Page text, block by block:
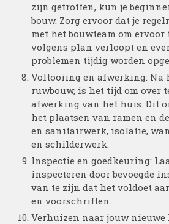
zijn getroffen, kun je
bouw. Zorg ervoor dat je
met het bouwteam om
volgens plan verloopt en
problemen tijdig worden
Voltooiing en afwerking: Na
ruwbouw, is het tijd om over
afwerking van het huis. Dit
het plaatsen van ramen en
en sanitairwerk, isolatie,
en schilderwerk.
Inspectie en goedkeuring:
inspecteren door bevoegde
van te zijn dat het voldoet
en voorschriften.
Verhuizen naar jouw nieuwe